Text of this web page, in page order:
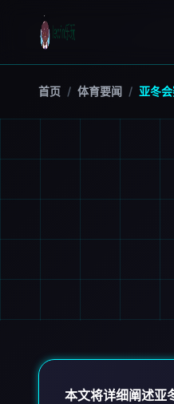
首页 / 体育要闻 / 亚冬
本文将详细阐述亚